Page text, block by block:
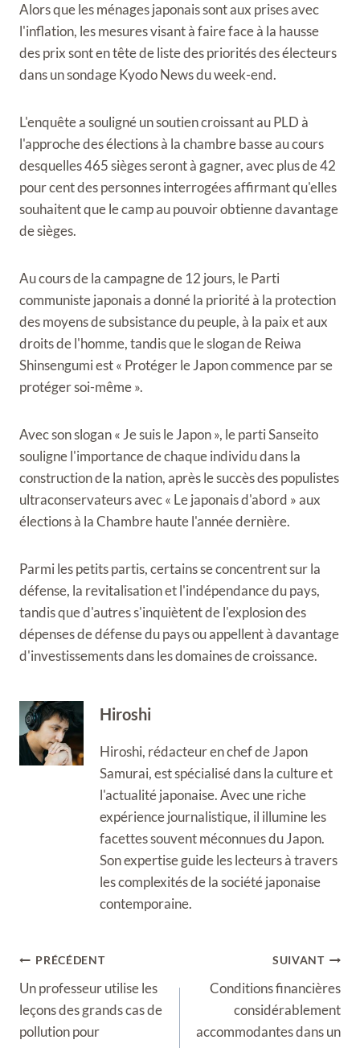
Alors que les ménages japonais sont aux prises avec
l'inflation, les mesures visant à faire face à la hausse
des prix sont en tête de liste des priorités des électeurs
dans un sondage Kyodo News du week-end.
L'enquête a souligné un soutien croissant au PLD à
l'approche des élections à la chambre basse au cours
desquelles 465 sièges seront à gagner, avec plus de 42
pour cent des personnes interrogées affirmant qu'elles
souhaitent que le camp au pouvoir obtienne davantage
de sièges.
Au cours de la campagne de 12 jours, le Parti
communiste japonais a donné la priorité à la protection
des moyens de subsistance du peuple, à la paix et aux
droits de l'homme, tandis que le slogan de Reiwa
Shinsengumi est « Protéger le Japon commence par se
protéger soi-même ».
Avec son slogan « Je suis le Japon », le parti Sanseito
souligne l'importance de chaque individu dans la
construction de la nation, après le succès des populistes
ultraconservateurs avec « Le japonais d'abord » aux
élections à la Chambre haute l'année dernière.
Parmi les petits partis, certains se concentrent sur la
défense, la revitalisation et l'indépendance du pays,
tandis que d'autres s'inquiètent de l'explosion des
dépenses de défense du pays ou appellent à davantage
d'investissements dans les domaines de croissance.
Hiroshi
Hiroshi, rédacteur en chef de Japon
Samurai, est spécialisé dans la culture et
l'actualité japonaise. Avec une riche
expérience journalistique, il illumine les
facettes souvent méconnues du Japon.
Son expertise guide les lecteurs à travers
les complexités de la société japonaise
contemporaine.
Navigation
de
l’article
PRÉCÉDENT
Un professeur utilise les
leçons des grands cas de
pollution pour
SUIVANT
Conditions financières
considérablement
accommodantes dans un